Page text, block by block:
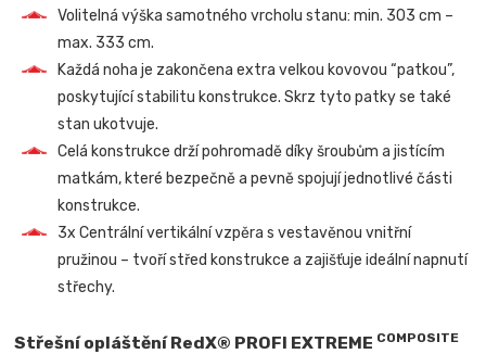
Volitelná výška samotného vrcholu stanu: min. 303 cm –
max. 333 cm.
Každá noha je zakončena extra velkou kovovou “patkou”,
poskytující stabilitu konstrukce. Skrz tyto patky se také
stan ukotvuje.
Celá konstrukce drží pohromadě díky šroubům a jistícím
matkám, které bezpečně a pevně spojují jednotlivé části
konstrukce.
3x Centrální vertikální vzpěra s vestavěnou vnitřní
pružinou – tvoří střed konstrukce a zajišťuje ideální napnutí
střechy.
Střešní opláštění RedX® PROFI EXTREME COMPOSITE